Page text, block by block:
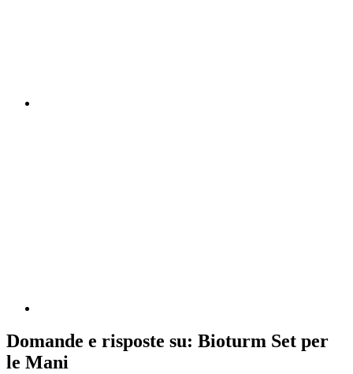
Domande e risposte su: Bioturm Set per
le Mani